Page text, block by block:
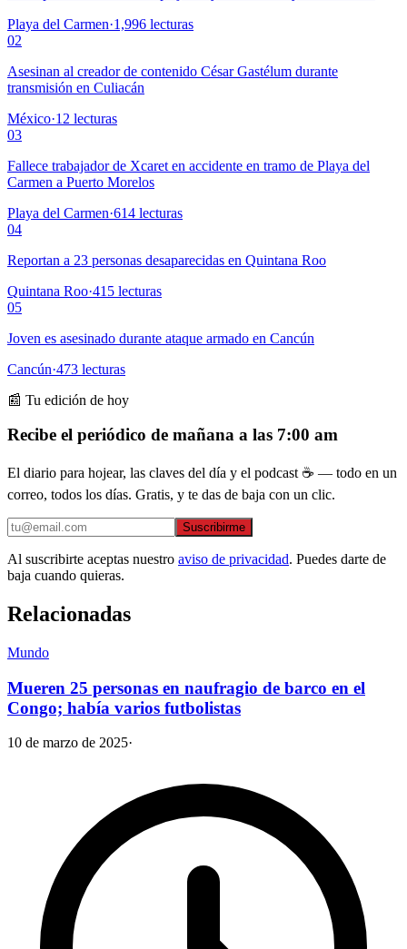
Playa del Carmen·1,996 lecturas
02
Asesinan al creador de contenido César Gastélum durante
transmisión en Culiacán
México·12 lecturas
03
Fallece trabajador de Xcaret en accidente en tramo de Playa del
Carmen a Puerto Morelos
Playa del Carmen·614 lecturas
04
Reportan a 23 personas desaparecidas en Quintana Roo
Quintana Roo·415 lecturas
05
Joven es asesinado durante ataque armado en Cancún
Cancún·473 lecturas
📰 Tu edición de hoy
Recibe el periódico de mañana a las 7:00 am
El diario para hojear, las claves del día y el podcast ☕ — todo en un
correo, todos los días. Gratis, y te das de baja con un clic.
Suscribirme
Al suscribirte aceptas nuestro aviso de privacidad. Puedes darte de
baja cuando quieras.
Relacionadas
Mundo
Mueren 25 personas en naufragio de barco en el
Congo; había varios futbolistas
10 de marzo de 2025·